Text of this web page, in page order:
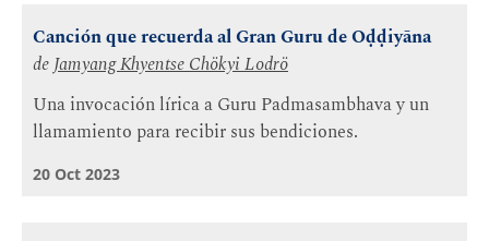
Canción que recuerda al Gran Guru de Oḍḍiyāna
de Jamyang Khyentse Chökyi Lodrö
Una invocación lírica a Guru Padmasambhava y un
llamamiento para recibir sus bendiciones.
20 Oct 2023